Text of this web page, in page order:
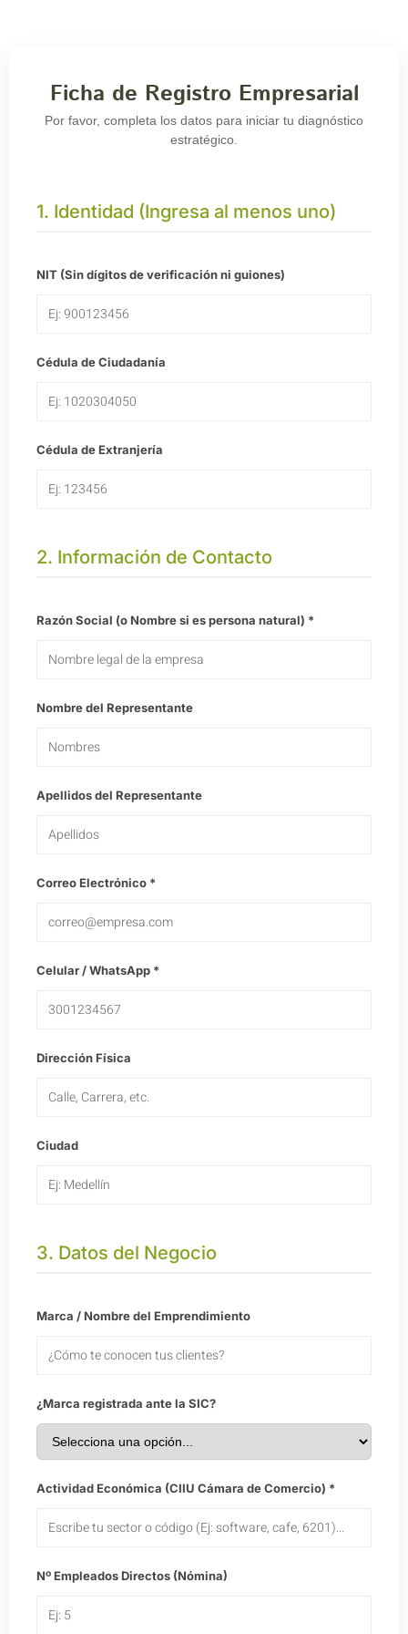
Ficha de Registro Empresarial
Por favor, completa los datos para iniciar tu diagnóstico
estratégico.
1. Identidad (Ingresa al menos uno)
NIT (Sin dígitos de verificación ni guiones)
Cédula de Ciudadanía
Cédula de Extranjería
2. Información de Contacto
Razón Social (o Nombre si es persona natural) *
Nombre del Representante
Apellidos del Representante
Correo Electrónico *
Celular / WhatsApp *
Dirección Física
Ciudad
3. Datos del Negocio
Marca / Nombre del Emprendimiento
¿Marca registrada ante la SIC?
Actividad Económica (CIIU Cámara de Comercio) *
Nº Empleados Directos (Nómina)